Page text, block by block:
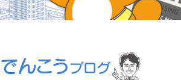
会社案内
ニュース